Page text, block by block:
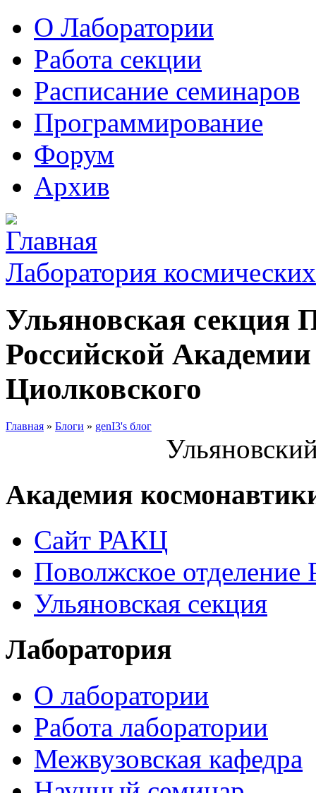
О Лаборатории
Работа секции
Расписание семинаров
Программирование
Форум
Архив
Лаборатория
Ульяновская секция
Российской
Циолковского
Главная » Блоги » genI3's блог
Академия
Сайт РАКЦ
Поволжское
Ульяновская секция
Лаборатория
О лаборатории
Работа лаборатории
Межвузовская кафедра